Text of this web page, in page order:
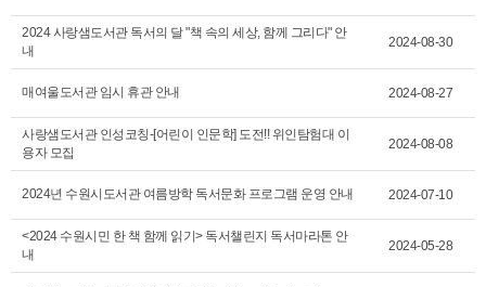
2024 사랑샘도서관 독서의 달 "책 속의 세상, 함께 그리다" 안
내
2024-08-30
매여울도서관 임시 휴관 안내 2024-08-27
사랑샘도서관 인성코칭-[어린이 인문학] 도전!! 위인탐험대 이
용자 모집
2024-08-08
2024년 수원시도서관 여름방학 독서문화 프로그램 운영 안내 2024-07-10
<2024 수원시민 한 책 함께 읽기> 독서챌린지 독서마라톤 안
내
2024-05-28